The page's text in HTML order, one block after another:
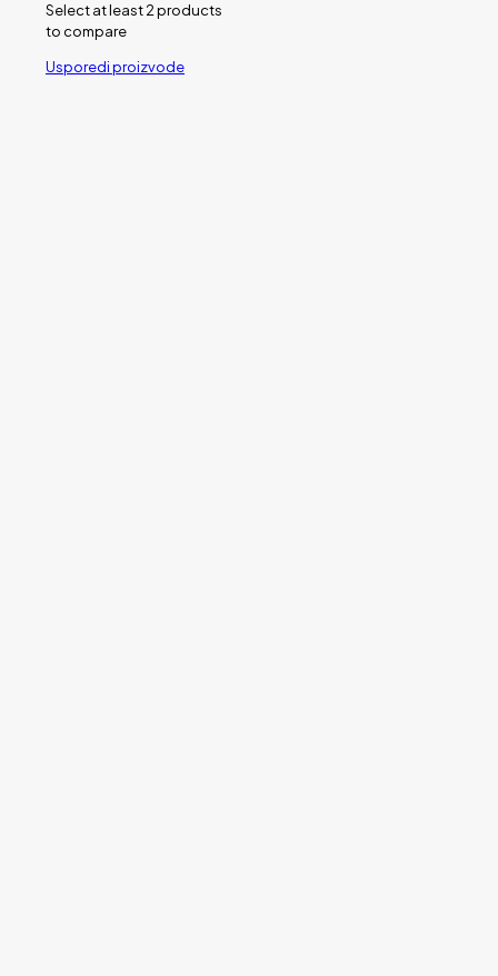
Select at least 2 products
to compare
Usporedi proizvode